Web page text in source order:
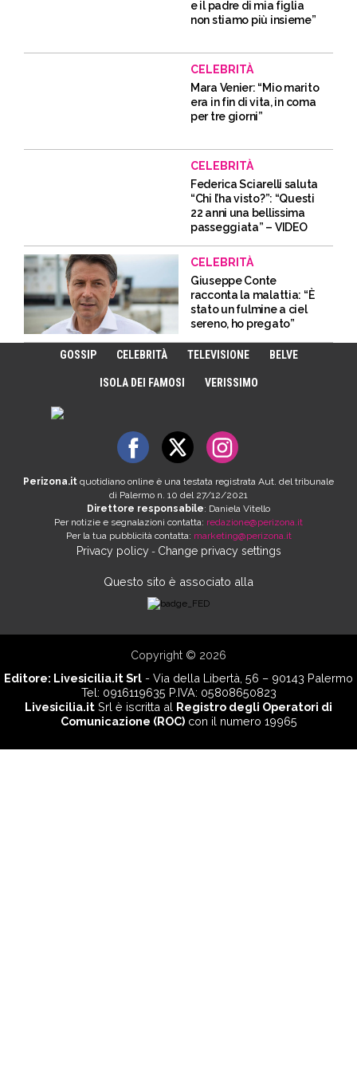
e il padre di mia figlia
non stiamo più insieme”
CELEBRITÀ
Mara Venier: “Mio marito
era in fin di vita, in coma
per tre giorni”
CELEBRITÀ
Federica Sciarelli saluta
“Chi l’ha visto?”: “Questi
22 anni una bellissima
passeggiata” – VIDEO
CELEBRITÀ
Giuseppe Conte
racconta la malattia: “È
stato un fulmine a ciel
sereno, ho pregato”
GOSSIP CELEBRITÀ TELEVISIONE BELVE
ISOLA DEI FAMOSI VERISSIMO
Perizona.it quotidiano online è una testata registrata Aut. del tribunale
di Palermo n. 10 del 27/12/2021
Direttore responsabile: Daniela Vitello
Per notizie e segnalazioni contatta: redazione@perizona.it
Per la tua pubblicità contatta: marketing@perizona.it
Privacy policy- Change privacy settings
Questo sito è associato alla
Copyright © 2026
Editore: Livesicilia.it Srl - Via della Libertà, 56 – 90143 Palermo
Tel: 0916119635 P.IVA: 05808650823
Livesicilia.it Srl è iscritta al Registro degli Operatori di
Comunicazione (ROC)con il numero 19965